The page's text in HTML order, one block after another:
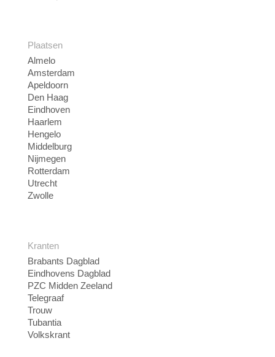
Plaatsen
Almelo
Amsterdam
Apeldoorn
Den Haag
Eindhoven
Haarlem
Hengelo
Middelburg
Nijmegen
Rotterdam
Utrecht
Zwolle
Kranten
Brabants Dagblad
Eindhovens Dagblad
PZC Midden Zeeland
Telegraaf
Trouw
Tubantia
Volkskrant